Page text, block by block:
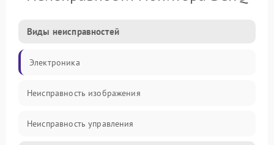
Виды неисправностей
Электроника
Неисправность изображения
Неисправность управления